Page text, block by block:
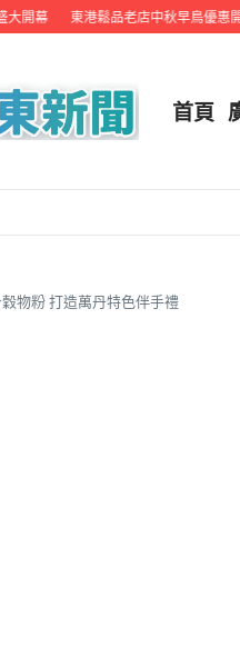
東港鬆品老店中秋早鳥優惠開跑
首頁
物粉 打造萬丹特色伴手禮